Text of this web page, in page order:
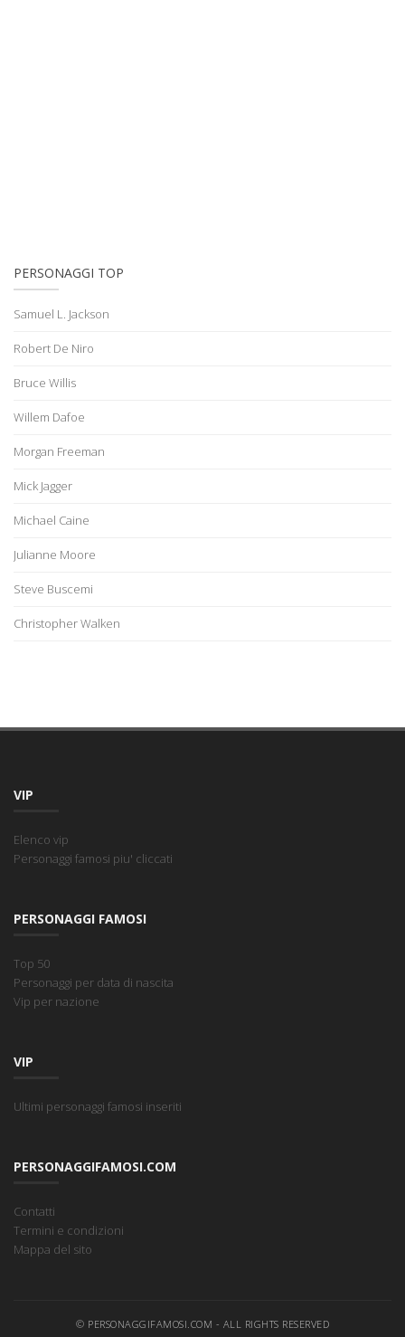
PERSONAGGI TOP
Samuel L. Jackson
Robert De Niro
Bruce Willis
Willem Dafoe
Morgan Freeman
Mick Jagger
Michael Caine
Julianne Moore
Steve Buscemi
Christopher Walken
VIP
Elenco vip
Personaggi famosi piu' cliccati
PERSONAGGI FAMOSI
Top 50
Personaggi per data di nascita
Vip per nazione
VIP
Ultimi personaggi famosi inseriti
PERSONAGGIFAMOSI.COM
Contatti
Termini e condizioni
Mappa del sito
© PERSONAGGIFAMOSI.COM - ALL RIGHTS RESERVED